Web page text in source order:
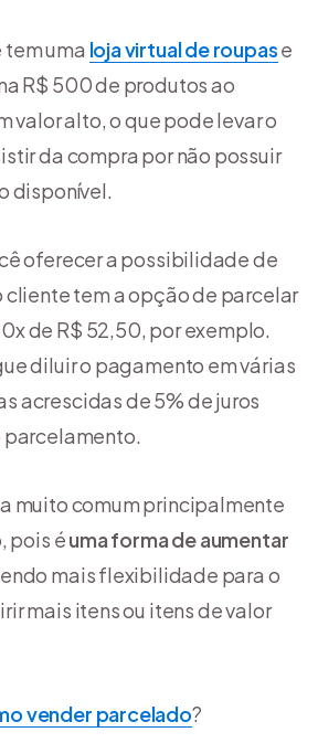
uma loja virtual de roupase
R$ 500 de produtos ao
valor alto, o que pode levar o
da compra por não possuir
disponível.
oferecer a possibilidade de
cliente tem a opção de parcelar
de R$ 52,50, por exemplo.
diluir o pagamento em várias
acrescidas de 5% de juros
muito comum principalmente
pois éuma forma de aumentar
mais flexibilidade para o
mais itens ou itens de valor
vender parcelado?